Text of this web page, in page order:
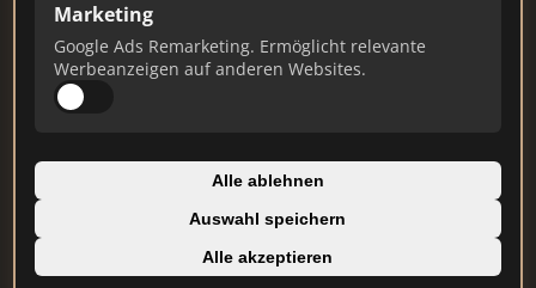
Marketing
Google Ads Remarketing. Ermöglicht relevante
Werbeanzeigen auf anderen Websites.
Alle ablehnen
Auswahl speichern
Alle akzeptieren
Stand: Juli 2026
#
Immobilien Scout GmbH
immobilienscout24.de